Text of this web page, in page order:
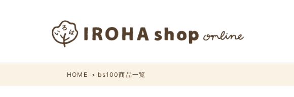
HOME bs100商品一覧